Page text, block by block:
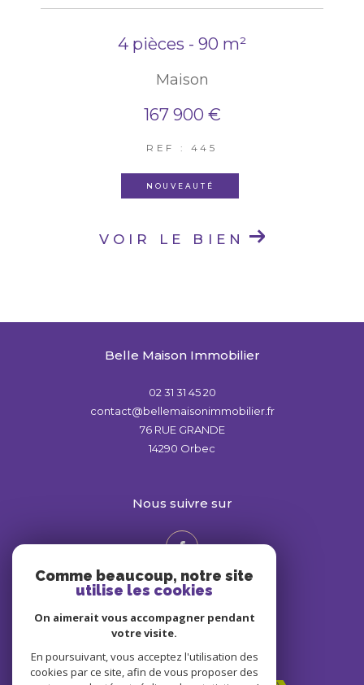
4 pièces - 90 m²
Maison
167 900 €
REF : 445
NOUVEAUTÉ
VOIR LE BIEN
Belle Maison Immobilier
02 31 31 45 20
contact@bellemaisonimmobilier.fr
76 RUE GRANDE
14290
Orbec
nous suivre sur
Adhérents
Comme beaucoup, notre site
utilise les cookies
On aimerait vous accompagner pendant
votre visite.
En poursuivant, vous acceptez l'utilisation des
cookies par ce site, afin de vous proposer des